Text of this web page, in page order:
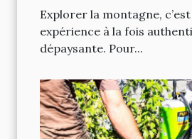
escapades en
Explorer la montagne,
expérience à la fois
dépaysante. Pour...